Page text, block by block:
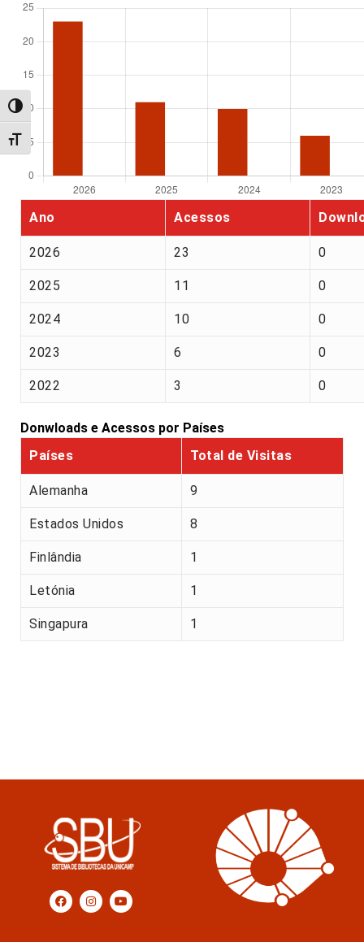
Alternar alto contraste
Alternar tamanho da fonte
Ano Acessos
2026 23 0
2025 11 0
2024 10 0
2023 6 0
2022 3 0
Donwloads e Acessos por Países
Países
Total de Visitas
Alemanha 9
Estados Unidos 8
Finlândia 1
Letónia 1
Singapura 1